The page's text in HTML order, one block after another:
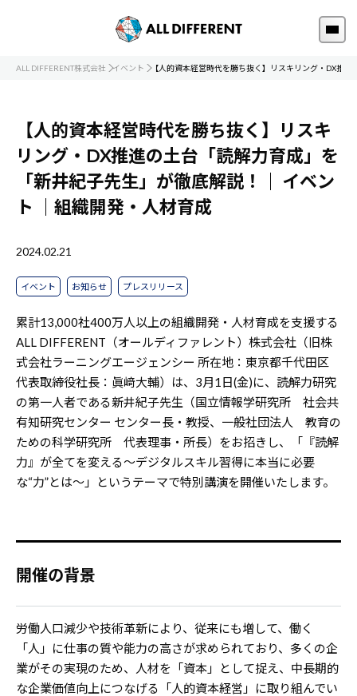
ALL DIFFERENT株式会社 イベント 【人的資本経営時代を勝ち抜く】リスキリング・DX推
【人的資本経営時代を勝ち抜く】リスキ
リング・DX推進の土台「読解力育成」を
「新井紀子先生」が徹底解説！｜ イベン
ト
｜組織開発・人材育成
2024.02.21
イベント お知らせ プレスリリース
累計13,000社400万人以上の組織開発・人材育成を支援する
ALL DIFFERENT（オールディファレント）株式会社（旧株
式会社ラーニングエージェンシー 所在地：東京都千代田区
代表取締役社長：眞﨑大輔）は、3月1日(金)に、読解力研究
の第一人者である新井紀子先生（国立情報学研究所 社会共
有知研究センター センター長・教授、一般社団法人 教育の
ための科学研究所 代表理事・所長）をお招きし、「『読解
力』が全てを変える～デジタルスキル習得に本当に必要
な“力”とは～」というテーマで特別講演を開催いたします。
開催の背景
労働人口減少や技術革新により、従来にも増して、働く
「人」に仕事の質や能力の高さが求められており、多くの企
業がその実現のため、人材を「資本」として捉え、中長期的
な企業価値向上につなげる「人的資本経営」に取り組んでい